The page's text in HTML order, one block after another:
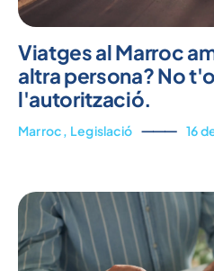
Viatges al Marroc
altra persona? No
l'autorització.
Marroc, Legislació ⸻ 16